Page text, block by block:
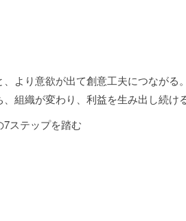
より意欲が出て創意工夫につながる。
組織が変わり、利益を生み出し続け
ステップを踏む